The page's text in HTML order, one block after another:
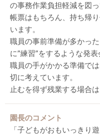
の事務作業負担軽減を図っ
帳票はもちろん、持ち帰
います。
職員の事前準備が多かっ
に”練習”をするような発表
職員の手がかかる準備で
切に考えています。
止むを得ず残業する場合
園長のコメント
「子どもがおもいっきり